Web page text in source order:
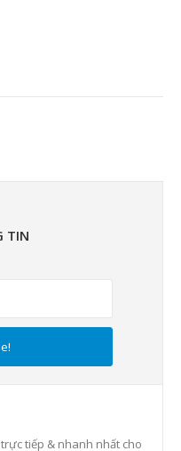
TIN
tiếp & nhanh nhất cho